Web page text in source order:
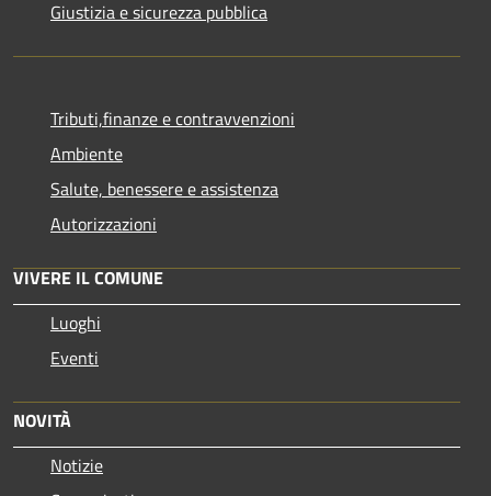
Giustizia e sicurezza pubblica
Tributi,finanze e contravvenzioni
Ambiente
Salute, benessere e assistenza
Autorizzazioni
VIVERE IL COMUNE
Luoghi
Eventi
NOVITÀ
Notizie